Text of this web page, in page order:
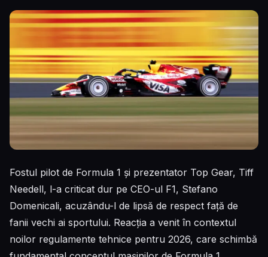
Fostul pilot de Formula 1 și prezentator Top Gear, Tiff
Needell, l-a criticat dur pe CEO-ul F1, Stefano
Domenicali, acuzându-l de lipsă de respect față de
fanii vechi ai sportului. Reacția a venit în contextul
noilor regulamente tehnice pentru 2026, care schimbă